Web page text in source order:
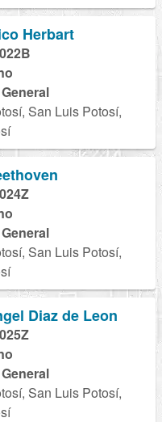
Herbart
San Luis Potosí,
San Luis Potosí,
Diaz de Leon
San Luis Potosí,